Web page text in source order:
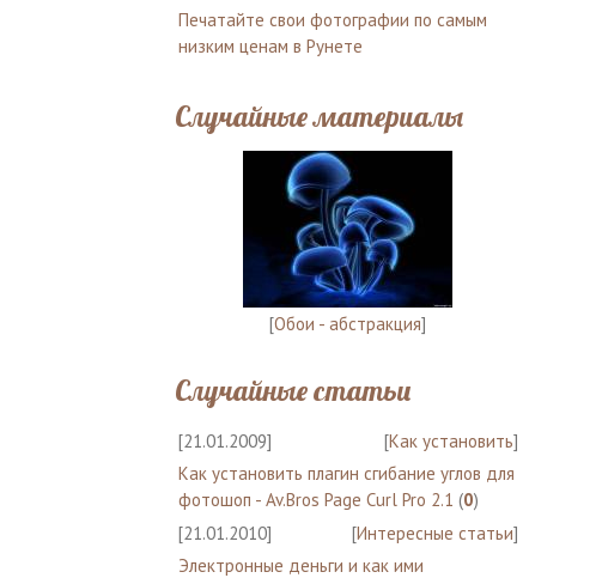
Печатайте свои фотографии по самым
низким ценам в Рунете
Случайные материалы
[Обои - абстракция]
Случайные статьи
[21.01.2009] [Как установить]
Как установить плагин сгибание углов для
фотошоп - Av.Bros Page Curl Pro 2.1 (0)
[21.01.2010]
[Интересные статьи]
Электронные деньги и как ими